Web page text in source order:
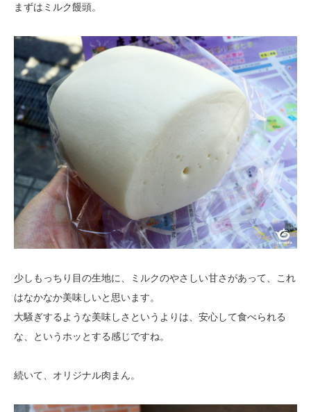
まずはミルク饅頭。
少しもっちり目の生地に、ミルクのやさしい甘さがあって、これ
はなかなか美味しいと思います。
大騒ぎするような美味しさというよりは、安心して食べられる
な、というホッとする感じですね。
続いて、オリジナル肉まん。